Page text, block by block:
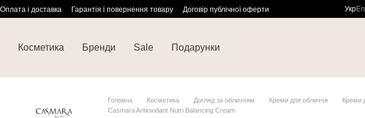
Оплата і доставка Гарантія і повернення товару Договір публічної оферти Укр
Косметика Бренди Sale Подарунки
Головна Косметика Догляд за обличчям Креми для обличчя
Креми
Casmara Antioxidant Nutri Balancing Cream